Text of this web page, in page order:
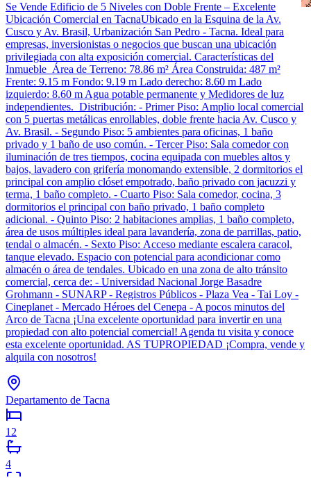
Se Vende Edificio de 5 Niveles con Doble Frente – Excelente
Ubicación Comercial en TacnaUbicado en la Esquina de la Av.
Cusco y Av. Brasil, Urbanización San Pedro - Tacna. Ideal para
empresas, inversionistas o negocios que buscan una ubicación
privilegiada con alta exposición comercial. Características del
Inmueble Área de Terreno: 78.86 m² Área Construida: 487 m²
Frente: 9.15 m Fondo: 9.19 m Lado derecho: 8.60 m Lado
izquierdo: 8.60 m Agua potable permanente y Medidores de luz
independientes. Distribución: - Primer Piso: Amplio local comercial
con 5 puertas metálicas enrollables, doble frente hacia Av. Cusco y
Av. Brasil. - Segundo Piso: 5 ambientes para oficinas, 1 baño
privado y 1 baño de uso común. - Tercer Piso: Sala comedor con
iluminación de tres tiempos, cocina equipada con muebles altos y
bajos, lavadero con grifería monomando extensible, 2 dormitorios el
principal con amplio clóset empotrado, baño privado con jacuzzi y
terma, 1 baño completo. - Cuarto Piso: Sala comedor, cocina, 3
dormitorios el principal con baño privado, 1 baño completo
adicional. - Quinto Piso: 2 habitaciones amplias, 1 baño completo,
área de usos múltiples ideal para lavandería, zona de parrillas, patio,
tendal o almacén. - Sexto Piso: Acceso mediante escalera caracol,
tanque elevado. Espacio con potencial para acondicionar como
almacén o área de tendales. Ubicado en una zona de alto tránsito
comercial, cerca de: - Universidad Nacional Jorge Basadre
Grohmann - SUNARP - Registros Públicos - Plaza Vea - Tai Loy -
Cineplanet - Mercado Héroes del Cenepa - A pocos minutos del
Arco de Tacna ¡Una excelente oportunidad para invertir en una
propiedad con alto potencial comercial! Agenda tu visita y conoce
esta excelente oportunidad. AS TUPROPIEDAD ¡Compra, vende y
alquila con nosotros!
Departamento de Tacna
12
4